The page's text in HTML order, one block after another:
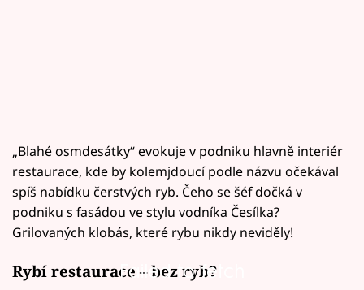
„Blahé osmdesátky“ evokuje v podniku hlavně interiér
restaurace, kde by kolemjdoucí podle názvu očekával
spíš nabídku čerstvých ryb. Čeho se šéf dočká v
podniku s fasádou ve stylu vodníka Česílka?
Grilovaných klobás, které rybu nikdy neviděly!
Failed to fetch
Rybí restaurace – bez ryb?